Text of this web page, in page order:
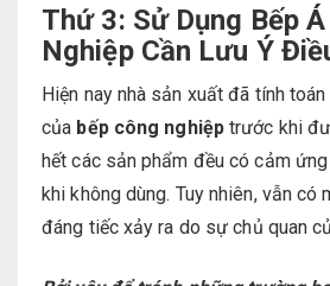
Thứ 3: Sử Dụng Bếp
Nghiệp Cần Lưu Ý
Hiện nay nhà sản xuất đã tính
của bếp công nghiệptrước khi
hết các sản phẩm đều có cảm
khi không dùng. Tuy nhiên, vẫn có
đáng tiếc xảy ra do sự chủ quan